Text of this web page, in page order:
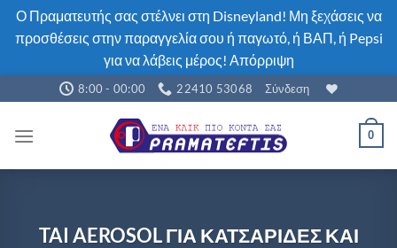
Ο Πραματευτής σας στέλνει στη Disneyland! Μη ξεχάσεις να
προσθέσεις στην παραγγελία σου ή παγωτό, ή ΒΑΠ, ή Pepsi
για να λάβεις μέρος! Απόρριψη
Μετάβαση
στο
περιεχόμενο
8:00 - 00:00 22410 53068 Σύνδεση
0
TAI AEROSOL ΓΙΑ ΚΑΤΣΑΡΙΔΕΣ ΚΑΙ